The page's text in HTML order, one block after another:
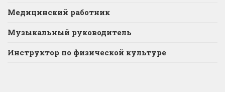
Медицинский работник
Музыкальный руководитель
Инструктор по физической культуре